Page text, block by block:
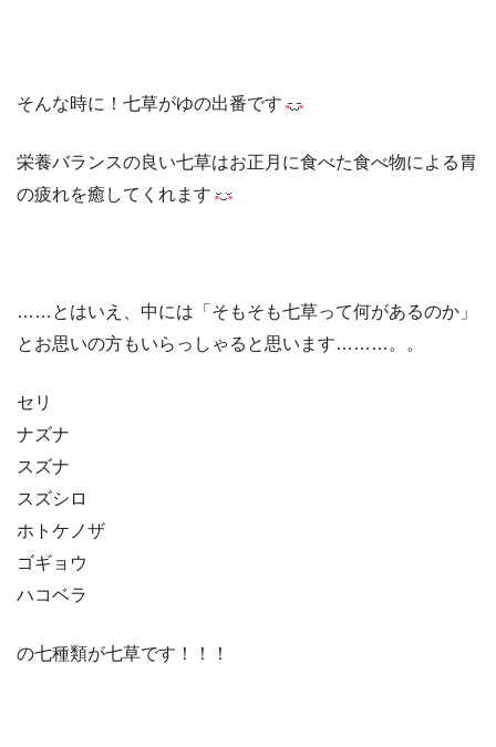
そんな時に！七草がゆの出番です
栄養バランスの良い七草はお正月に食べた食べ物による胃
の疲れを癒してくれます
……とはいえ、中には「そもそも七草って何があるのか」
とお思いの方もいらっしゃると思います………。。
セリ
ナズナ
スズナ
スズシロ
ホトケノザ
ゴギョウ
ハコベラ
の七種類が七草です！！！